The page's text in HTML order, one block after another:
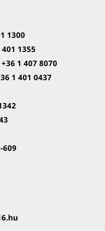
1300
401 1355
+36 1 407 8070
1 401 0437
609